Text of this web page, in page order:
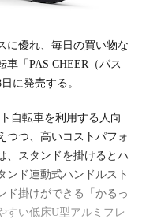
に優れ、毎日の買い物な
「PAS CHEER（パス
に発売する。
自転車を利用する人向
つつ、高いコストパフォ
、スタンドを掛けるとハ
ンド連動式ハンドルスト
ド掛けができる「かるっ
すい低床U型アルミフレ